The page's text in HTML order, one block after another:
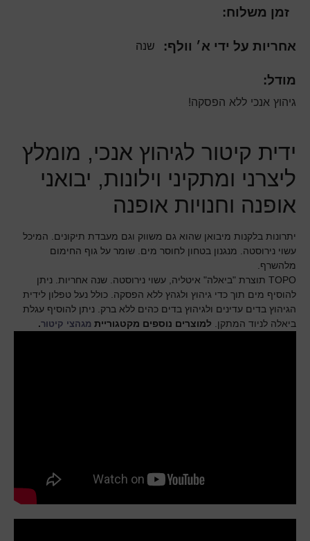
זמן משלוח:
אחריות על ידי א׳ וולף: שנה
מודל:
גיהוץ אנכי ללא הפסקה!
ידית קיטור לגיהוץ אנכי, מומלץ
ליצרני ומתקיני וילונות, יבואני
אופנה וחנויות אופנה
יתרונות בלקנות מיבואן שהוא גם משווק וגם מעבדת תיקונים. המיכל
עשוי נירוסטה. מנגנון בטחון לחוסר מים. שומר על גוף החימום
מלהשרף.
TOPO תוצרת "ביאלה" איטליה, עשוי נירוסטה. שנה אחריות. ניתן
להוסיף מים תוך כדי גיהוץ ולגהץ ללא הפסקה. כולל נעל טפלון לידית
הגיהוץ בדים עדינים ולגיהוץ בדים כהים ללא ברק. ניתן להוסיף עגלת
ביאלה לניוד המתקן. למוצרים נוספים מקטגוריית מגהצי קיטור.